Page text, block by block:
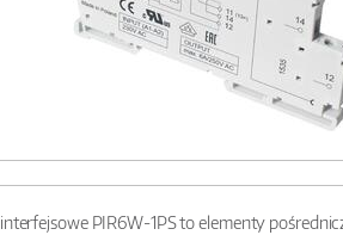
PIR6W-1PS to elementy